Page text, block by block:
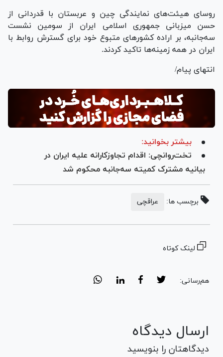
روسای هیئت‌های نمایندگی چین و عربستان با قدردانی از
حسن میزبانی جمهوری اسلامی ایران از سومین نشست
سه‌جانبه، بر اراده کشور‌های متبوع خود برای گسترش روابط با
ایران در همه زمینه‌ها تاکید کردند.
انتهای پیام/
بیشتر بخوانید:
تخت‌روانچی: اقدام تجاوزکارانه علیه ایران در
بیانیه مشترک کمیته سه‌جانبه محکوم شد
برچسب ها: عراقچی
لینک کوتاه
هم‌رسانی:
ارسال دیدگاه
دیدگاهتان را بنویسید